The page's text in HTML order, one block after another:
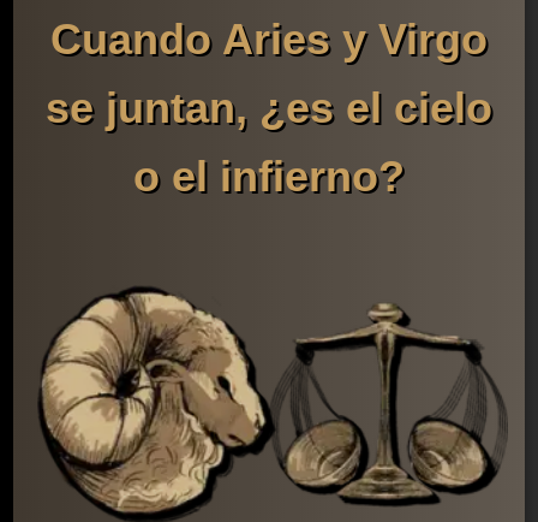
Cuando Aries y Virgo
se juntan, ¿es el cielo
o el infierno?